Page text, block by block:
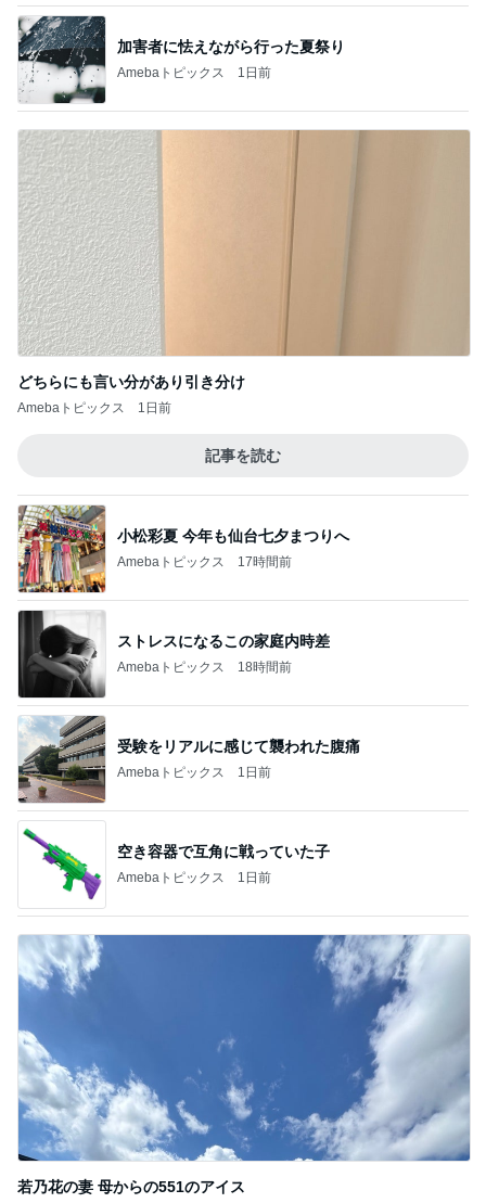
加害者に怯えながら行った夏祭り
Amebaトピックス 1日前
どちらにも言い分があり引き分け
Amebaトピックス 1日前
記事を読む
小松彩夏 今年も仙台七夕まつりへ
Amebaトピックス 17時間前
ストレスになるこの家庭内時差
Amebaトピックス 18時間前
受験をリアルに感じて襲われた腹痛
Amebaトピックス 1日前
空き容器で互角に戦っていた子
Amebaトピックス 1日前
若乃花の妻 母からの551のアイス